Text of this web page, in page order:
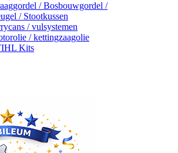
/ Bosbouwgordel /
/ Stootkussen
/ vulsystemen
/ kettingzaagolie
Kits